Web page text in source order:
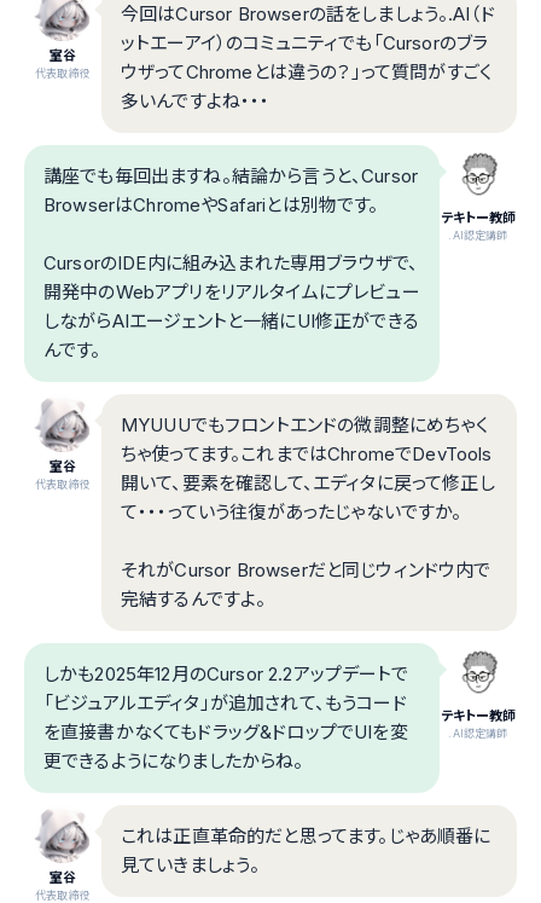
室谷
代表取締役
今回はCursor Browserの話をしましょう。.AI（ド
ットエーアイ）のコミュニティでも「Cursorのブラ
ウザってChromeとは違うの？」って質問がすごく
多いんですよね・・・
テキトー教師
.AI認定講師
講座でも毎回出ますね。結論から言うと、Cursor
BrowserはChromeやSafariとは別物です。
CursorのIDE内に組み込まれた専用ブラウザで、
開発中のWebアプリをリアルタイムにプレビュー
しながらAIエージェントと一緒にUI修正ができる
んです。
室谷
代表取締役
MYUUUでもフロントエンドの微調整にめちゃく
ちゃ使ってます。これまではChromeでDevTools
開いて、要素を確認して、エディタに戻って修正し
て・・・っていう往復があったじゃないですか。
それがCursor Browserだと同じウィンドウ内で
完結するんですよ。
テキトー教師
.AI認定講師
しかも2025年12月のCursor 2.2アップデートで
「ビジュアルエディタ」が追加されて、もうコード
を直接書かなくてもドラッグ&ドロップでUIを変
更できるようになりましたからね。
室谷
代表取締役
これは正直革命的だと思ってます。じゃあ順番に
見ていきましょう。